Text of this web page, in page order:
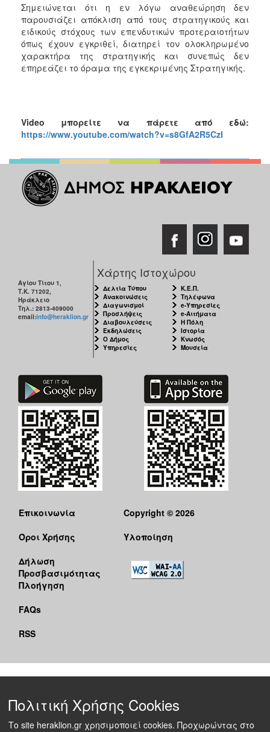
Σημειώνεται ότι η εν λόγω αναθεώρηση δεν
παρουσιάζει απόκλιση από τους στρατηγικούς και
ειδικούς στόχους των επενδυτικών προτεραιοτήτων
όπως έχουν εγκριθεί, διατηρεί τον ολοκληρωμένο
χαρακτήρα της στρατηγικής και συνεπώς δεν
επηρεάζει το όραμα της εγκεκριμένης Στρατηγικής.
Video μπορείτε να πάρετε από εδώ:
https://www.youtube.com/watch?v=s8GfA2R5CzI
Αγίου Τίτου 1,
Τ.Κ. 71202,
Ηράκλειο
Τηλ.: 2813-409000
email:info@heraklion.gr
Χάρτης Ιστοχώρου
Δελτία Τύπου
Ανακοινώσεις
Διαγωνισμοί
Προσλήψεις
Διαβουλεύσεις
Εκδηλώσεις
Ο Δήμος
Υπηρεσίες
Κ.Ε.Π.
Τηλέφωνα
e-Υπηρεσίες
e-Αιτήματα
Η Πόλη
Ιστορία
Κνωσός
Μουσεία
Επικοινωνία
Όροι Χρήσης
Δήλωση
Προσβασιμότητας
Πλοήγηση
FAQs
RSS
Copyright © 2026
Υλοποίηση
Πολιτική Χρήσης Cookies
Το site heraklion.gr χρησιμοποιεί cookies. Προχωρώντας στο